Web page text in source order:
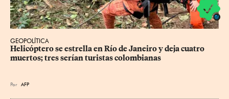
GEOPOLÍTICA
Helicóptero se estrella en Río de Janeiro y deja cuatro
muertos; tres serían turistas colombianas
Por AFP